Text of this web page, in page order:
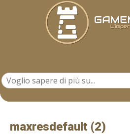
maxresdefault (2)